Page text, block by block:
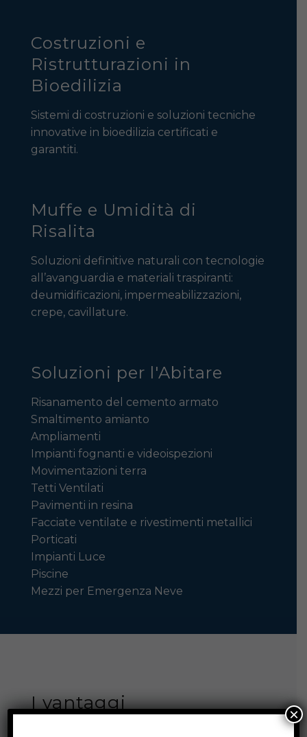
Costruzioni e
Ristrutturazioni in
Bioedilizia
Sistemi di costruzioni e soluzioni tecniche
innovative in bioedilizia certificati e
garantiti.
Muffe e Umidità di
Risalita
Soluzioni definitive naturali con tecnologie
all’avanguardia e materiali traspiranti:
deumidificazioni, impermeabilizzazioni,
crepe, cavillature.
Soluzioni per l'Abitare
Risanamento del cemento armato
Smaltimento amianto
Ampliamenti
Impianti fognanti e videoispezioni
Movimentazioni terra
Tetti Ventilati
Pavimenti in resina
Facciate ventilate e rivestimenti metallici
Porticati
Impianti Luce
Piscine
Mezzi per Emergenza Neve
I vantaggi
×